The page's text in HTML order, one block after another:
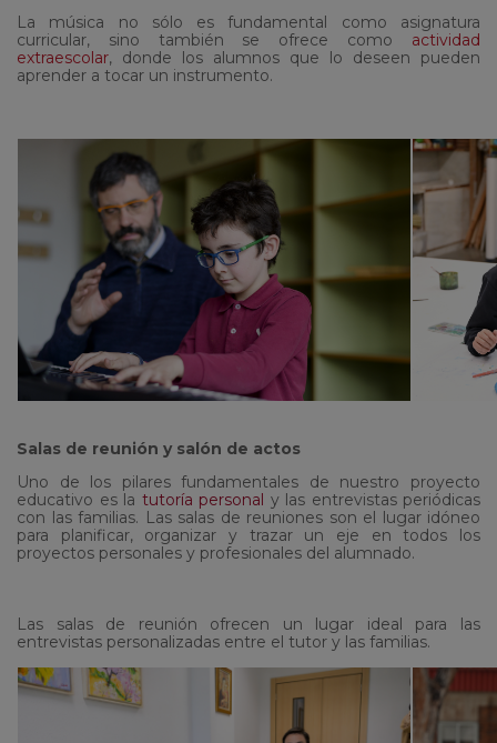
La música no sólo es fundamental como asignatura
curricular, sino también se ofrece como actividad
extraescolar, donde los alumnos que lo deseen pueden
aprender a tocar un instrumento.
Salas de reunión y salón de actos
Uno de los pilares fundamentales de nuestro proyecto
educativo es la tutoría personal y las entrevistas periódicas
con las familias. Las salas de reuniones son el lugar idóneo
para planificar, organizar y trazar un eje en todos los
proyectos personales y profesionales del alumnado.
Las salas de reunión ofrecen un lugar ideal para las
entrevistas personalizadas entre el tutor y las familias.